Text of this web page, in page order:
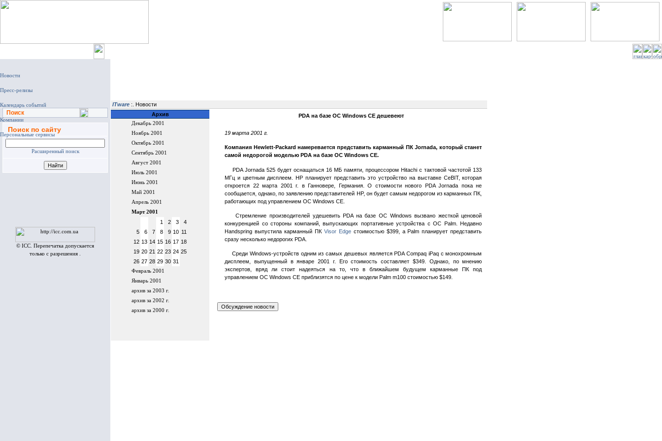
Поиск
Поиск по сайту
Расширенный поиск
© ICC. Перепечатка допускается
только с разрешения .
ITware :. Новости
Архив
Декабрь 2001
Ноябрь 2001
Октябрь 2001
Сентябрь 2001
Август 2001
Июль 2001
Июнь 2001
Май 2001
Апрель 2001
Март 2001
1 2 3
4
5
6 7 8 9 10 11
12 13 14 15 16 17 18
19 20 21 22 23 24 25
26 27 28 29 30 31
Февраль 2001
Январь 2001
архив за 2003 г.
архив за 2002 г.
архив за 2000 г.
PDA на базе ОС Windows CE дешевеют
19 марта 2001 г.
Компания Hewlett-Packard намеревается представить карманный ПК Jornada, который станет
самой недорогой моделью PDA на базе ОС Windows CE.
PDA Jornada 525 будет оснащаться 16 МБ памяти, процессором Hitachi с тактовой частотой 133
МГц и цветным дисплеем. HP планирует представить это устройство на выставке CeBIT, которая
откроется 22 марта 2001 г. в Ганновере, Германия. О стоимости нового PDA Jornada пока не
сообщается, однако, по заявлению представителей HP, он будет самым недорогом из карманных ПК,
работающих под управлением ОС Windows CE.
Стремление производителей удешевить PDA на базе ОС Windows вызвано жесткой ценовой
конкуренцией со стороны компаний, выпускающих портативные устройства с ОС Palm. Недавно
Handspring выпустила карманный ПК Visor Edgeстоимостью $399, а Palm планирует представить
сразу несколько недорогих PDA.
Среди Windows-устройств одним из самых дешевых является PDA Compaq iPaq с монохромным
дисплеем, выпущенный в январе 2001 г. Его стоимость составляет $349. Однако, по мнению
экспертов, вряд ли стоит надеяться на то, что в ближайшем будущем карманные ПК под
управлением ОС Windows CE приблизятся по цене к модели Palm m100 стоимостью $149.